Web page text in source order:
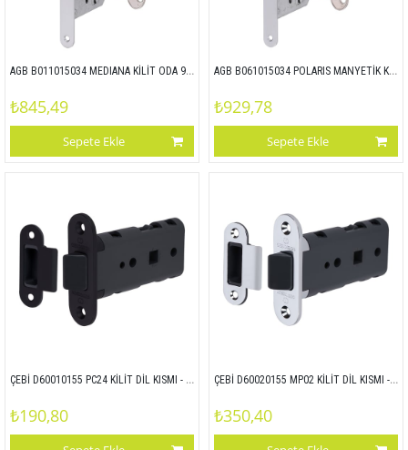
AGB B011015034 MEDIANA KİLİT ODA 90x50 MAT KROM
₺845,49
Sepete Ekle
AGB B061015034 POLARIS MANYETİK KİLİT ODA 90x50 MAT KROM
₺929,78
Sepete Ekle
ÇEBİ D60010155 PC24 KİLİT DİL KISMI - PLS ALIN
₺190,80
ÇEBİ D60020155 MP02 KİLİT DİL KISMI - ZAMAK ALIN
₺350,40